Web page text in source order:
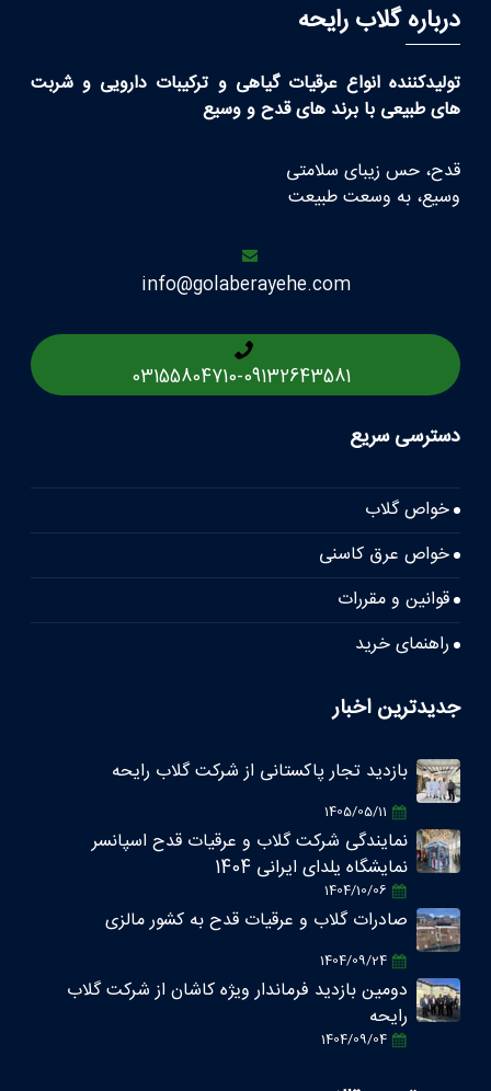
درباره گلاب رایحه
تولیدکننده انواع عرقیات گیاهی و ترکیبات دارویی و شربت
های طبیعی با برند های قدح و وسیع
قدح، حس زیبای سلامتی
وسیع، به وسعت طبیعت
info@golaberayehe.com
03155804710-09132643581
دسترسی سریع
خواص گلاب
خواص عرق کاسنی
قوانین و مقررات
راهنمای خرید
جدیدترین اخبار
بازدید تجار پاکستانی از شرکت گلاب رایحه
1405/05/11
نمایندگی شرکت گلاب و عرقیات قدح اسپانسر
نمایشگاه یلدای ایرانی 1404
1404/10/06
صادرات گلاب و عرقیات قدح به کشور مالزی
1404/09/24
دومین بازدید فرماندار ویژه کاشان از شرکت گلاب
رایحه
1404/09/04